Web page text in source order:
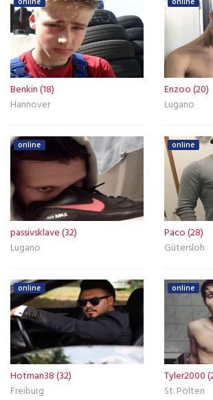
Benkin (18)
Hannover
Enzoo (20)
Lugano
online
passivsklave (32)
Lugano
online
Paco (28)
Gütersloh
online
Hotman38 (32)
Freiburg
online
Tyler2000
St. Pölten